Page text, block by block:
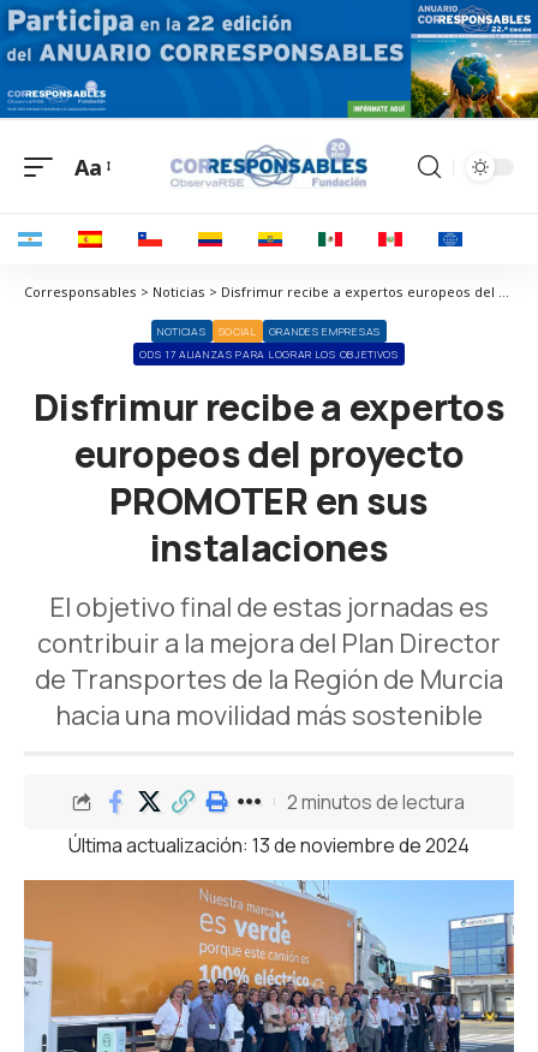
Aa
Corresponsables > Noticias > Disfrimur recibe a expertos europeos del proyecto PROMOTER en sus instalaciones
NOTICIAS SOCIAL
GRANDES EMPRESAS
ODS 17 ALIANZAS PARA LOGRAR LOS OBJETIVOS
Disfrimur recibe a expertos
europeos del proyecto
PROMOTER en sus
instalaciones
El objetivo final de estas jornadas es
contribuir a la mejora del Plan Director
de Transportes de la Región de Murcia
hacia una movilidad más sostenible
Última actualización: 13 de noviembre de 2024
2 minutos de lectura